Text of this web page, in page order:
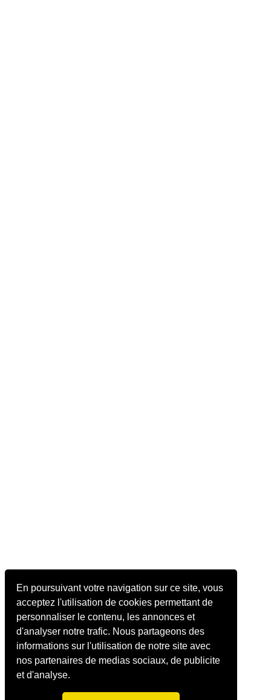
En poursuivant votre navigation sur ce site, vous
acceptez l'utilisation de cookies permettant de
personnaliser le contenu, les annonces et
d'analyser notre trafic. Nous partageons des
informations sur l'utilisation de notre site avec
nos partenaires de medias sociaux, de publicite
et d'analyse.